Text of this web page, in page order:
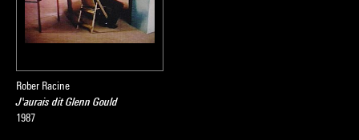
Rober Racine
J'aurais dit Glenn Gould
1987